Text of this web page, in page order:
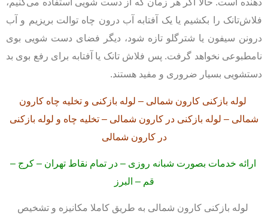
دهنده است. حالا اگر هر زمان که از دست شویی استفاده می‌کنیم،
فلاش‌تانک را بکشیم یا یک آفتابه آب درون چاه توالت بریزیم و آب
درونن سيفون یا شترگلو تازه شود، ديگر فضای دست شویی بوی
نامطبوعی نخواهد گرفت. پس فلاش تانک یا آفتابه برای رفع بوی بد
دستشویی بسیار ضروری و مفید هستند.
لوله بازکنی کارون شمالی – لوله بازکنی و تخلیه چاه کارون
شمالی – لوله بازکنی در کارون شمالی – تخلیه چاه و لوله بازکنی
در کارون شمالی
ارائه خدمات بصورت شبانه روزی – در تمام نقاط تهران – کرج –
قم – البرز
لوله بازکنی کارون شمالی به طریق کاملا مکانیزه و تشخیص